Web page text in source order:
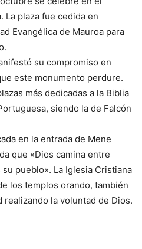
La plaza fue cedida en
Evangélica de Mauroa para
su compromiso en
este monumento perdure.
más dedicadas a la Biblia
siendo la de Falcón
en la entrada de Mene
que «Dios camina entre
pueblo». La Iglesia Cristiana
los templos orando, también
la voluntad de Dios.